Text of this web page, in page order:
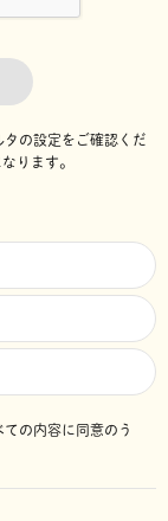
の設定をご確認くだ
なります。
ての内容に同意のう